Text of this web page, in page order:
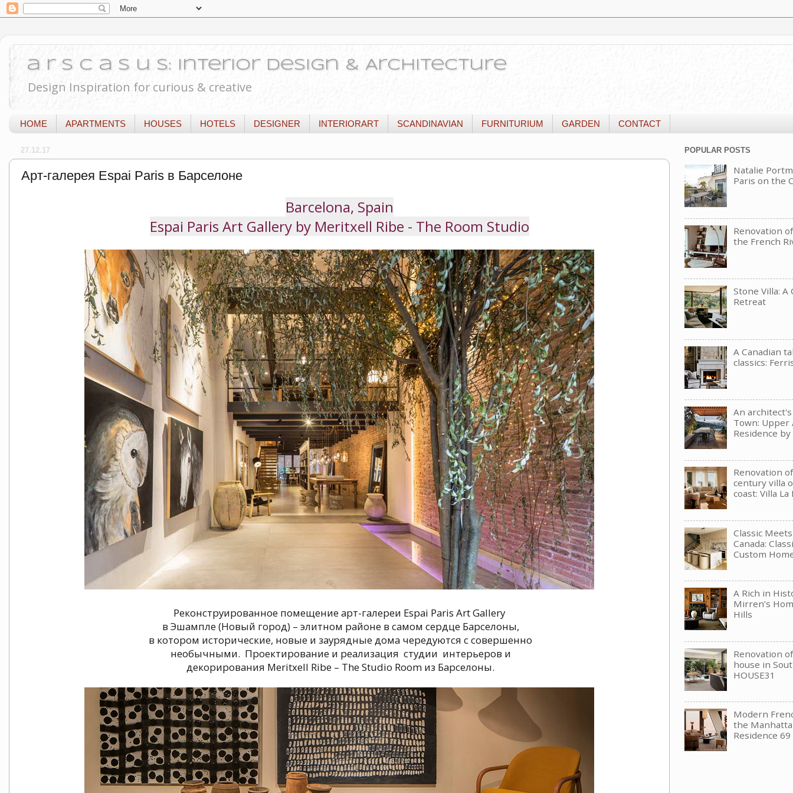
a r s c a s u s: Interior Design & Architecture
Design Inspiration for curious & creative
HOME APARTMENTS HOUSES HOTELS DESIGNER INTERIORART SCANDINAVIAN FURNITURIUM GARDEN CONTACT
27.12.17
Арт-галерея Espai Paris в Барселоне
Barcelona, Spain
Espai Paris Art Gallery by Meritxell Ribe - The Room Studio
Реконструированное помещение арт-галереи Espai Paris Art Gallery
в Эшампле (Новый город) – элитном районе в самом сердце Барселоны,
в котором исторические, новые и заурядные дома чередуются с совершенно
необычными. Проектирование и реализация студии интерьеров и
декорирования Meritxell Ribe – The Studio Room из Барселоны.
POPULAR POSTS
Natalie
Paris on the
Renovation
the French
Stone Villa:
Retreat
A Canadian
classics:
An
Town: Upper
Residence by
Renovation
century villa
coast: Villa La
Classic
Canada:
Custom
A Rich in
Mirren’s
Hills
Renovation
house in
HOUSE31
Modern
the
Residence 69